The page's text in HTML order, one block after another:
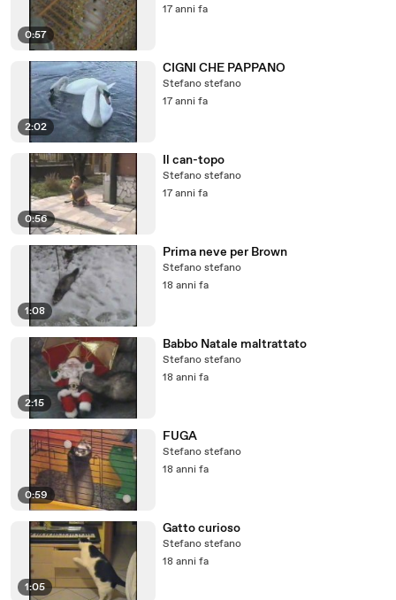
0:57
17 anni fa
2:02
CIGNI CHE PAPPANO
Stefano stefano
17 anni fa
0:56
Il can-topo
Stefano stefano
17 anni fa
1:08
Prima neve per Brown
Stefano stefano
18 anni fa
2:15
Babbo Natale maltrattato
Stefano stefano
18 anni fa
0:59
FUGA
Stefano stefano
18 anni fa
1:05
Gatto curioso
Stefano stefano
18 anni fa